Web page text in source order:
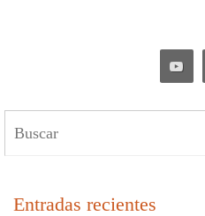
Entradas recientes